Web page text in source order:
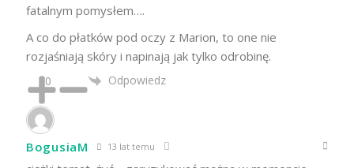
fatalnym pomysłem….
A co do płatków pod oczy z Marion, to one nie
rozjaśniają skóry i napinają jak tylko odrobinę.
0 Odpowiedz
BogusiaM 13 lat temu